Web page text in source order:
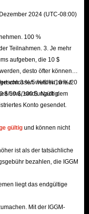
wir
lokale Zahlungsmethoden
Kaufs können Sie jederzeit
professionellen Live-
Typen
Gegenstände
Rüstungen, Nahrung zur
Jedes Item hat einen
2024 (UTC-08:00)
100 %
Teilnahmen. 3. Je mehr
aufgeben, die 10 $
desto öfter können
werden, wie z.
usw., sind ungültig.
von 3 %/5 %/8 %/10 %/20
$/50 $/100 $. Nach dem
Konto gesendet.
gültig und können nicht
ist als der tatsächliche
bezahlen, die IGGM
liegt das endgültige
Mit der IGGM-